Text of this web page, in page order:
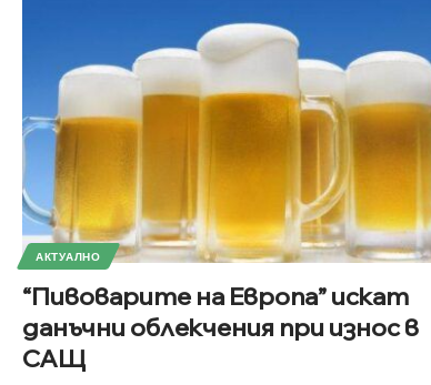
АКТУАЛНО
“Пивоварите на Европа” искат
данъчни облекчения при износ в
САЩ